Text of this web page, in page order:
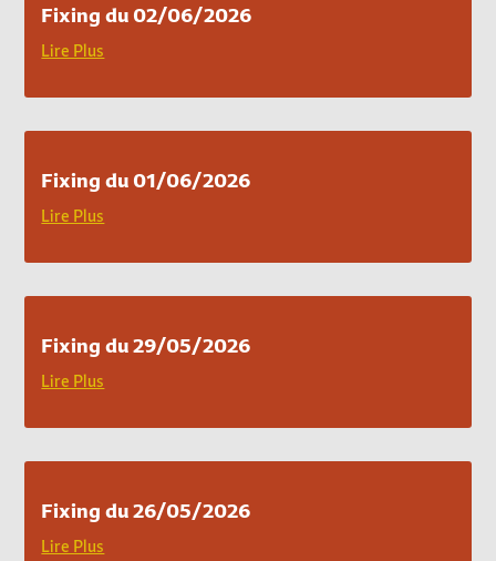
Fixing du 02/06/2026
Lire Plus
Fixing du 01/06/2026
Lire Plus
Fixing du 29/05/2026
Lire Plus
Fixing du 26/05/2026
Lire Plus